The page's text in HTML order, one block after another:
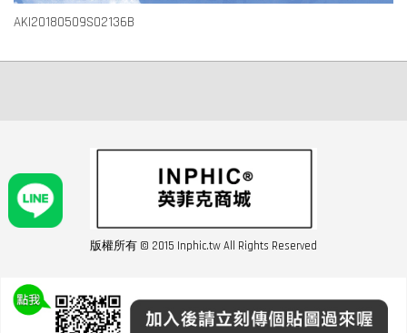
AKI20180509S02136B
版權所有 © 2015 Inphic.tw All Rights Reserved
友站連結inphic營業設備
聯絡我們 02-28852016 如遇商品缺貨或數量不足請與客服聯繫